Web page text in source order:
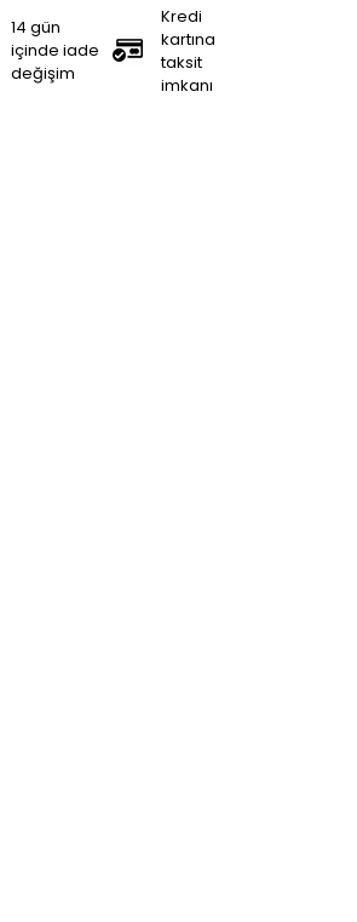
14 gün
içinde iade
değişim
Kredi
kartına
taksit
imkanı